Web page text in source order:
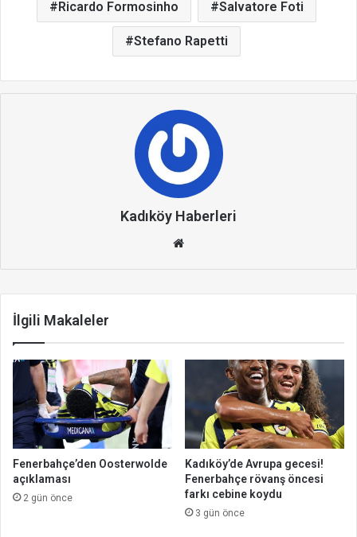
Ricardo Formosinho Salvatore Foti
Stefano Rapetti
Kadıköy Haberleri
İlgili Makaleler
Fenerbahçe’den Oosterwolde
açıklaması
2 gün önce
Kadıköy’de Avrupa gecesi!
Fenerbahçe rövanş öncesi
farkı cebine koydu
3 gün önce